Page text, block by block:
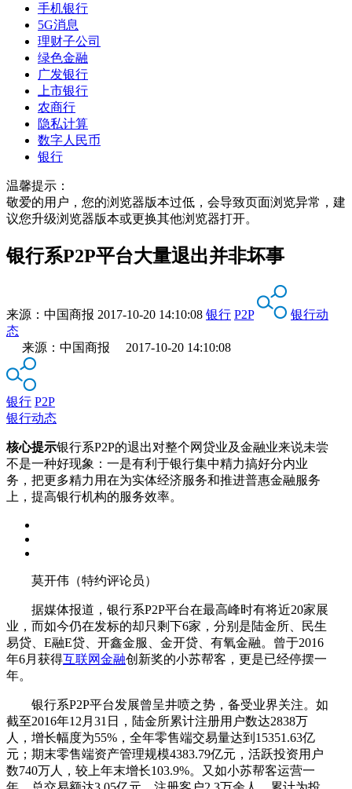
手机银行
5G消息
理财子公司
绿色金融
广发银行
上市银行
农商行
隐私计算
数字人民币
银行
温馨提示：
敬爱的用户，您的浏览器版本过低，会导致页面浏览异常，建
议您升级浏览器版本或更换其他浏览器打开。
银行系P2P平台大量退出并非坏事
来源： 中国商报 2017-10-20 14:10:08 银行 P2P
银行动
态
来源：中国商报 2017-10-20 14:10:08
银行 P2P
银行动态
核心提示银行系P2P的退出对整个网贷业及金融业来说未尝
不是一种好现象：一是有利于银行集中精力搞好分内业
务，把更多精力用在为实体经济服务和推进普惠金融服务
上，提高银行机构的服务效率。
莫开伟（特约评论员）
据媒体报道，银行系P2P平台在最高峰时有将近20家展
业，而如今仍在发标的却只剩下6家，分别是陆金所、民生
易贷、E融E贷、开鑫金服、金开贷、有氧金融。曾于2016
年6月获得互联网金融创新奖的小苏帮客，更是已经停摆一
年。
银行系P2P平台发展曾呈井喷之势，备受业界关注。如
截至2016年12月31日，陆金所累计注册用户数达2838万
人，增长幅度为55%，全年零售端交易量达到15351.63亿
元；期末零售端资产管理规模4383.79亿元，活跃投资用户
数740万人，较上年末增长103.9%。又如小苏帮客运营一